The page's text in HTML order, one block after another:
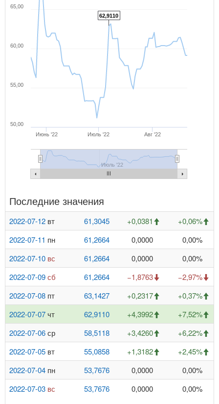
62,9110
Июнь '22 Июль '22 Авг '22
Июль '22
50,00
55,00
60,00
65,00
Последние значения
2022-07-12 вт 61,3045 +0,0381
+0,06%
2022-07-11 пн 61,2664 0,0000
0,00%
2022-07-10 вс 61,2664 0,0000
0,00%
2022-07-09сб 61,2664 −1,8763
−2,97%
2022-07-08 пт 63,1427 +0,2317
+0,37%
2022-07-07 чт 62,9110 +4,3992
+7,52%
2022-07-06ср 58,5118 +3,4260
+6,22%
2022-07-05 вт 55,0858 +1,3182
+2,45%
2022-07-04 пн 53,7676 0,0000
0,00%
2022-07-03 вс 53,7676 0,0000 0,00%